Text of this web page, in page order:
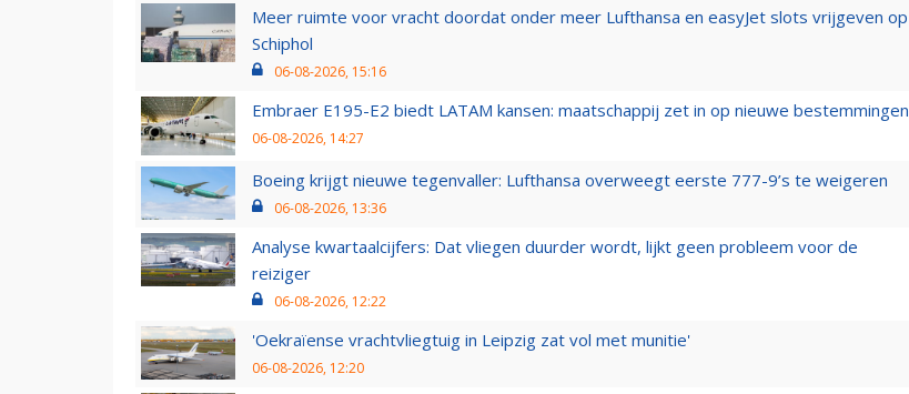
Meer ruimte voor vracht doordat onder meer Lufthansa en easyJet slots vrijgeven op
Schiphol
06-08-2026, 15:16
Embraer E195-E2 biedt LATAM kansen: maatschappij zet in op nieuwe bestemmingen
06-08-2026, 14:27
Boeing krijgt nieuwe tegenvaller: Lufthansa overweegt eerste 777-9’s te weigeren
06-08-2026, 13:36
Analyse kwartaalcijfers: Dat vliegen duurder wordt, lijkt geen probleem voor de
reiziger
06-08-2026, 12:22
'Oekraïense vrachtvliegtuig in Leipzig zat vol met munitie'
06-08-2026, 12:20